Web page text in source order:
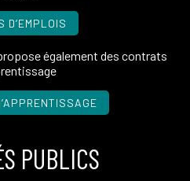
D’EMPLOIS
également des contrats
PUBLICS